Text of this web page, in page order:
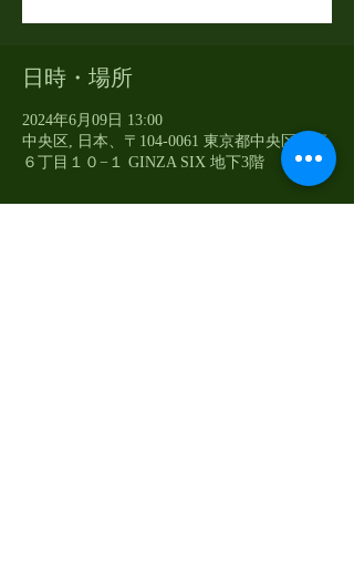
日時・場所
2024年6月09日 13:00
中央区, 日本、〒104-0061 東京都中央区銀座
６丁目１０−１ GINZA SIX 地下3階